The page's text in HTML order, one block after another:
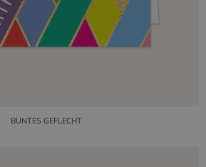
BUNTES GEFLECHT